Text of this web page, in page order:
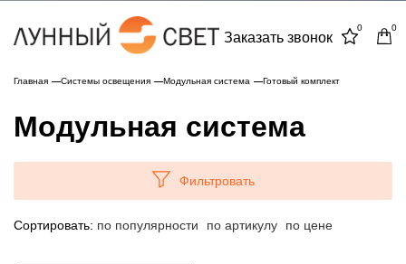
Заказать звонок
0 0
Главная Системы освещения Модульная система Готовый комплект
Модульная система
Фильтровать
Сортировать: по популярности по артикулу по цене